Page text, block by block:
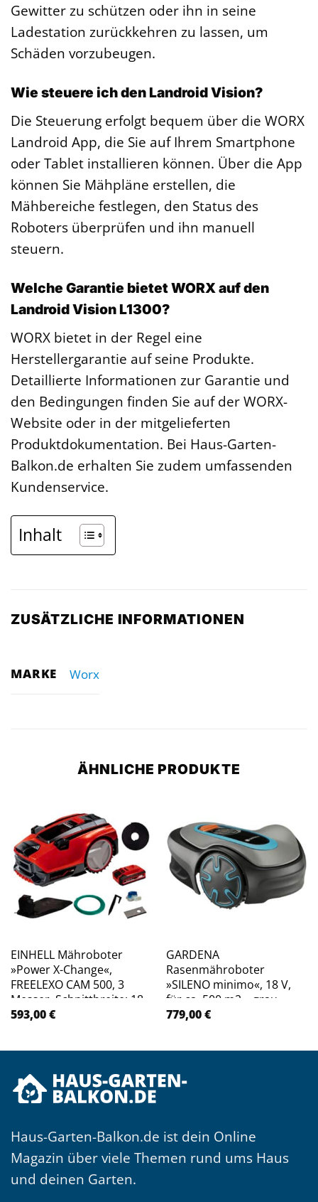
Gewitter zu schützen oder ihn in seine
Ladestation zurückkehren zu lassen, um
Schäden vorzubeugen.
Wie steuere ich den Landroid Vision?
Die Steuerung erfolgt bequem über die WORX
Landroid App, die Sie auf Ihrem Smartphone
oder Tablet installieren können. Über die App
können Sie Mähpläne erstellen, die
Mähbereiche festlegen, den Status des
Roboters überprüfen und ihn manuell
steuern.
Welche Garantie bietet WORX auf den
Landroid Vision L1300?
WORX bietet in der Regel eine
Herstellergarantie auf seine Produkte.
Detaillierte Informationen zur Garantie und
den Bedingungen finden Sie auf der WORX-
Website oder in der mitgelieferten
Produktdokumentation. Bei Haus-Garten-
Balkon.de erhalten Sie zudem umfassenden
Kundenservice.
Inhalt
ZUSÄTZLICHE INFORMATIONEN
MARKE Worx
ÄHNLICHE PRODUKTE
EINHELL Mähroboter
»Power X-Change«,
FREELEXO CAM 500, 3
Messer, Schnittbreite: 18
cm – rot
593,00€
GARDENA
Rasenmähroboter
»SILENO minimo«, 18 V,
für ca. 500 m2 – grau
779,00€
Haus-Garten-Balkon.de ist dein Online
Magazin über viele Themen rund ums Haus
und deinen Garten.